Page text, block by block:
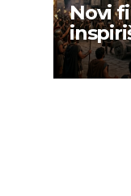
Novi
širom